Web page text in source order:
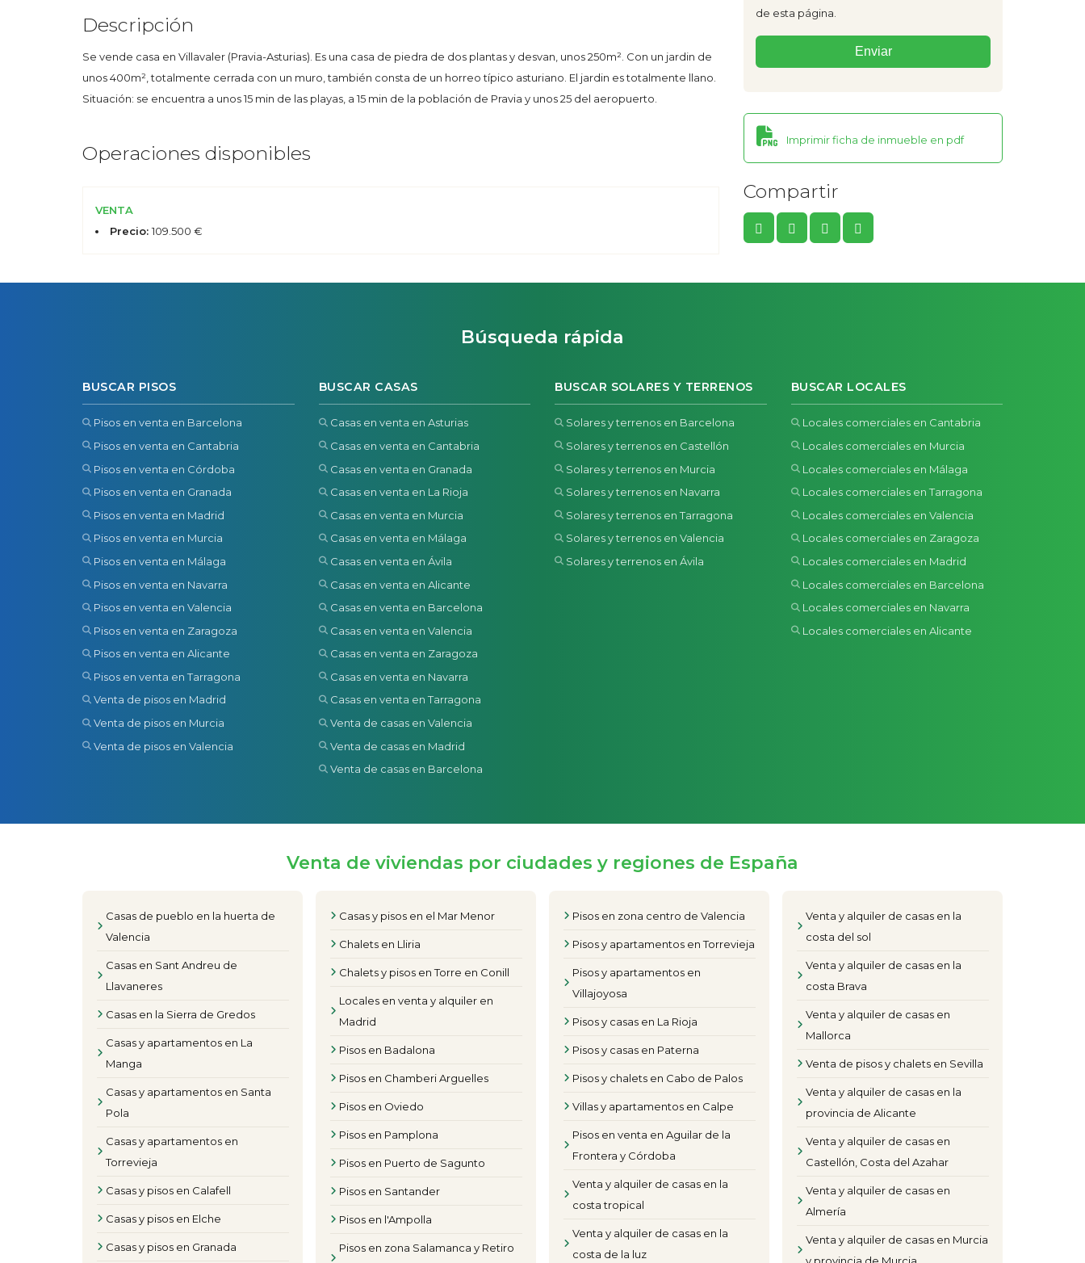
Descripción
Se vende casa en Villavaler (Pravia-Asturias). Es una casa de piedra de dos plantas y desvan, unos 250m². Con un jardin de
unos 400m², totalmente cerrada con un muro, también consta de un horreo típico asturiano. El jardin es totalmente llano.
Situación: se encuentra a unos 15 min de las playas, a 15 min de la población de Pravia y unos 25 del aeropuerto.
Operaciones disponibles
VENTA
Precio: 109.500 €
de esta página.
Imprimir ficha de inmueble en pdf
Compartir
Búsqueda rápida
BUSCAR PISOS
Pisos en venta en Barcelona
Pisos en venta en Cantabria
Pisos en venta en Córdoba
Pisos en venta en Granada
Pisos en venta en Madrid
Pisos en venta en Murcia
Pisos en venta en Málaga
Pisos en venta en Navarra
Pisos en venta en Valencia
Pisos en venta en Zaragoza
Pisos en venta en Alicante
Pisos en venta en Tarragona
Venta de pisos en Madrid
Venta de pisos en Murcia
Venta de pisos en Valencia
BUSCAR CASAS
Casas en venta en Asturias
Casas en venta en Cantabria
Casas en venta en Granada
Casas en venta en La Rioja
Casas en venta en Murcia
Casas en venta en Málaga
Casas en venta en Ávila
Casas en venta en Alicante
Casas en venta en Barcelona
Casas en venta en Valencia
Casas en venta en Zaragoza
Casas en venta en Navarra
Casas en venta en Tarragona
Venta de casas en Valencia
Venta de casas en Madrid
Venta de casas en Barcelona
BUSCAR SOLARES Y TERRENOS
Solares y terrenos en Barcelona
Solares y terrenos en Castellón
Solares y terrenos en Murcia
Solares y terrenos en Navarra
Solares y terrenos en Tarragona
Solares y terrenos en Valencia
Solares y terrenos en Ávila
BUSCAR LOCALES
Locales comerciales en Cantabria
Locales comerciales en Murcia
Locales comerciales en Málaga
Locales comerciales en Tarragona
Locales comerciales en Valencia
Locales comerciales en Zaragoza
Locales comerciales en Madrid
Locales comerciales en Barcelona
Locales comerciales en Navarra
Locales comerciales en Alicante
Venta de viviendas por ciudades y regiones de España
Casas de pueblo en la huerta de
Valencia
Casas en Sant Andreu de
Llavaneres
Casas en la Sierra de Gredos
Casas y apartamentos en La
Manga
Casas y apartamentos en Santa
Pola
Casas y apartamentos en
Torrevieja
Casas y pisos en Calafell
Casas y pisos en Elche
Casas y pisos en Granada
Casas y pisos en el Mar Menor
Chalets en Lliria
Chalets y pisos en Torre en Conill
Locales en venta y alquiler en
Madrid
Pisos en Badalona
Pisos en Chamberi Arguelles
Pisos en Oviedo
Pisos en Pamplona
Pisos en Puerto de Sagunto
Pisos en Santander
Pisos en l'Ampolla
Pisos en zona Salamanca y Retiro
Pisos en zona centro de Valencia
Pisos y apartamentos en Torrevieja
Pisos y apartamentos en
Villajoyosa
Pisos y casas en La Rioja
Pisos y casas en Paterna
Pisos y chalets en Cabo de Palos
Villas y apartamentos en Calpe
Pisos en venta en Aguilar de la
Frontera y Córdoba
Venta y alquiler de casas en la
costa tropical
Venta y alquiler de casas en la
costa de la luz
Venta y alquiler de casas en la
costa del sol
Venta y alquiler de casas en la
costa Brava
Venta y alquiler de casas en
Mallorca
Venta de pisos y chalets en Sevilla
Venta y alquiler de casas en la
provincia de Alicante
Venta y alquiler de casas en
Castellón, Costa del Azahar
Venta y alquiler de casas en
Almería
Venta y alquiler de casas en Murcia